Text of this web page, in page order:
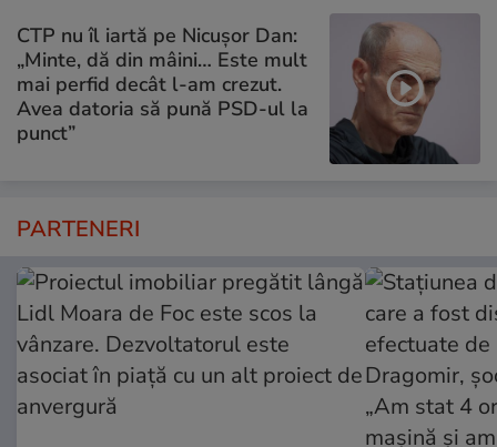
CTP nu îl iartă pe Nicușor Dan:
„Minte, dă din mâini… Este mult
mai perfid decât l-am crezut.
Avea datoria să pună PSD-ul la
punct”
PARTENERI